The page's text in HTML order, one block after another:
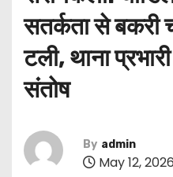
सतर्कता से बकरी
टली, थाना
संतोष
By admin
May 12, 2026